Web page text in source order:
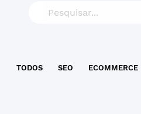
TODOS SEO ECOMMERCE